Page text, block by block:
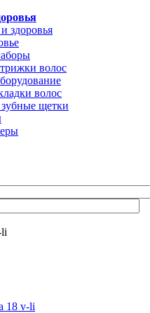
здоровья
волос
волос
щетки
18 v-li